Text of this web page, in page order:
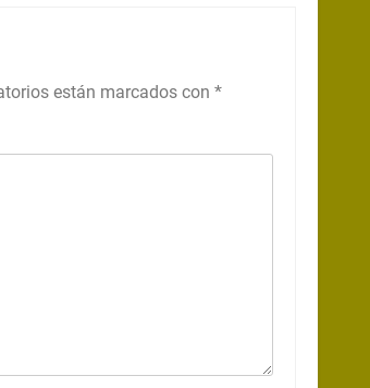
están marcados con *